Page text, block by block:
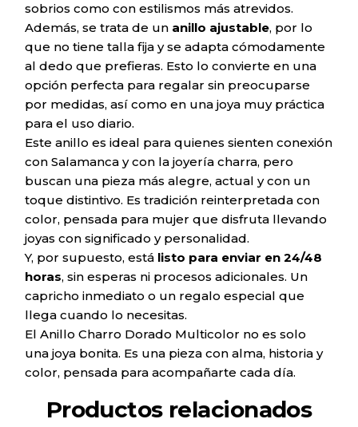
sobrios como con estilismos más atrevidos.
Además, se trata de un anillo ajustable, por lo
que no tiene talla fija y se adapta cómodamente
al dedo que prefieras. Esto lo convierte en una
opción perfecta para regalar sin preocuparse
por medidas, así como en una joya muy práctica
para el uso diario.
Este anillo es ideal para quienes sienten conexión
con Salamanca y con la joyería charra, pero
buscan una pieza más alegre, actual y con un
toque distintivo. Es tradición reinterpretada con
color, pensada para mujer que disfruta llevando
joyas con significado y personalidad.
Y, por supuesto, está listo para enviar en 24/48
horas, sin esperas ni procesos adicionales. Un
capricho inmediato o un regalo especial que
llega cuando lo necesitas.
El Anillo Charro Dorado Multicolor no es solo
una joya bonita. Es una pieza con alma, historia y
color, pensada para acompañarte cada día.
Productos relacionados